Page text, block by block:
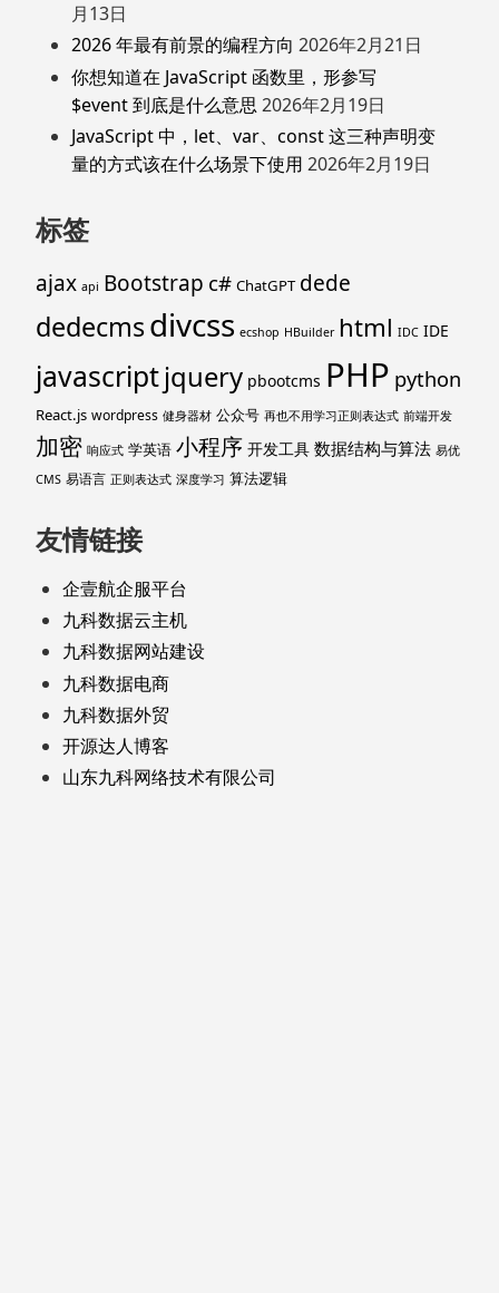
月13日
2026 年最有前景的编程方向 2026年2月21日
你想知道在 JavaScript 函数里，形参写
$event 到底是什么意思 2026年2月19日
JavaScript 中，let、var、const 这三种声明变
量的方式该在什么场景下使用 2026年2月19日
标签
ajax api Bootstrap c# ChatGPT dede
dedecmsdivcss ecshop HBuilder html IDC IDE
javascriptjquery pbootcms PHP python
React.js wordpress 健身器材 公众号 再也不用学习正则表达式 前端开发
加密 响应式 学英语 小程序 开发工具 数据结构与算法 易优
CMS 易语言 正则表达式 深度学习 算法逻辑
友情链接
企壹航企服平台
九科数据云主机
九科数据网站建设
九科数据电商
九科数据外贸
开源达人博客
山东九科网络技术有限公司